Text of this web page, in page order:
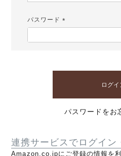
パスワード
ログイ
パスワードをお
連携サービスでログイン
Amazon.co.jpにご登録の情報を